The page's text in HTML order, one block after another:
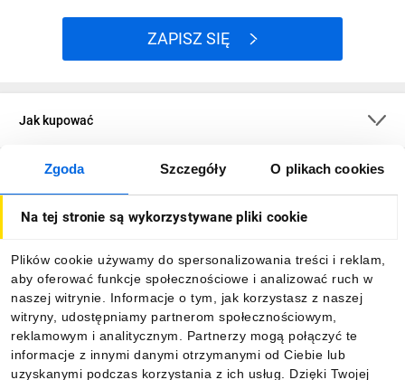
Zgoda Szczegóły O plikach cookies
Na tej stronie są wykorzystywane pliki cookie
Plików cookie używamy do spersonalizowania treści i reklam,
aby oferować funkcje społecznościowe i analizować ruch w
naszej witrynie. Informacje o tym, jak korzystasz z naszej
witryny, udostępniamy partnerom społecznościowym,
reklamowym i analitycznym. Partnerzy mogą połączyć te
informacje z innymi danymi otrzymanymi od Ciebie lub
uzyskanymi podczas korzystania z ich usług. Dzięki Twojej
ZAPISZ SIĘ
Jak kupować
O firmie
Informacje
Pobierz naszą aplikację mobilną: